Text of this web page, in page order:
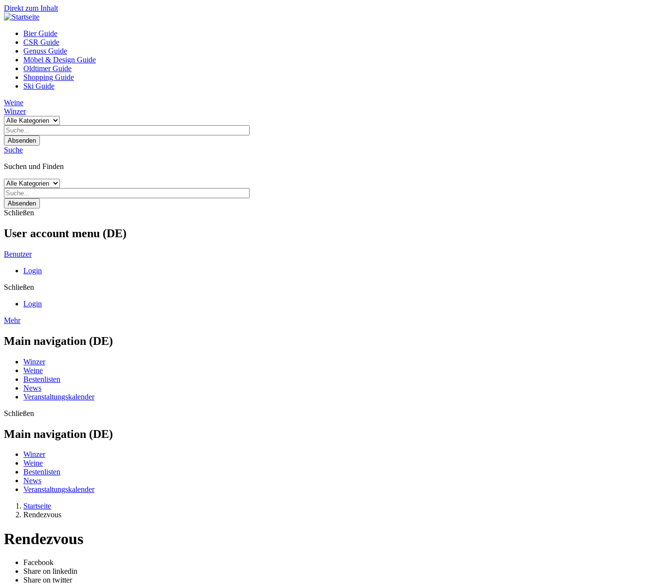
Direkt zum Inhalt
Bier Guide
CSR Guide
Genuss Guide
Möbel & Design Guide
Oldtimer Guide
Shopping Guide
Ski Guide
Weine
Winzer
Absenden
Suche
Suchen und Finden
Absenden
Schließen
User account menu (DE)
Benutzer
Login
Schließen
Login
Mehr
Main navigation (DE)
Winzer
Weine
Bestenlisten
News
Veranstaltungskalender
Schließen
Main navigation (DE)
Winzer
Weine
Bestenlisten
News
Veranstaltungskalender
Startseite
Rendezvous
Rendezvous
Facebook
Share on linkedin
Share on twitter